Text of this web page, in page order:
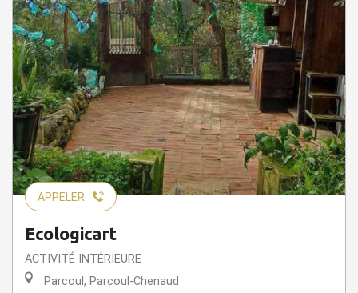
APPELER
Ecologicart
ACTIVITÉ INTÉRIEURE
Parcoul, Parcoul-Chenaud